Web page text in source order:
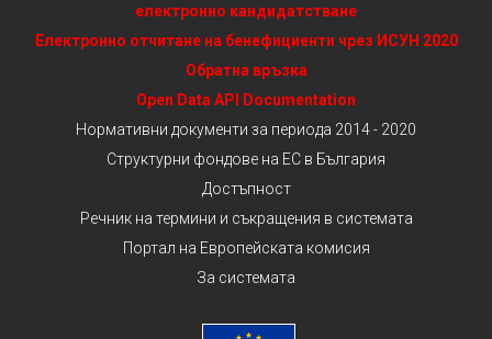
електронно кандидатстване
Електронно отчитане на бенефициенти чрез ИСУН 2020
Обратна връзка
Open Data API Documentation
Нормативни документи за периода 2014 - 2020
Структурни фондове на ЕС в България
Достъпност
Речник на термини и съкращения в системата
Портал на Европейската комисия
За системата